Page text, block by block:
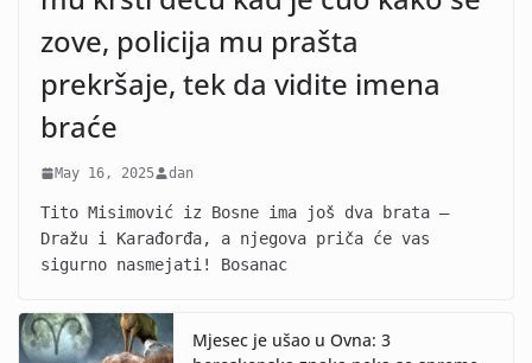
zove, policija mu prašta
prekršaje, tek da vidite imena
braće
May 16, 2025 dan
Tito Misimović iz Bosne ima još dva brata –
Dražu i Karađorđa, a njegova priča će vas
sigurno nasmejati! Bosanac
Mjesec je ušao u Ovna: 3